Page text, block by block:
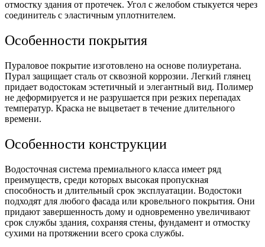
отмостку здания от протечек. Угол с желобом стыкуется через
соединитель с эластичным уплотнителем.
Особенности покрытия
Пураловое покрытие изготовлено на основе полиуретана.
Пурал защищает сталь от сквозной коррозии. Легкий глянец
придает водостокам эстетичный и элегантный вид. Полимер
не деформируется и не разрушается при резких перепадах
температур. Краска не выцветает в течение длительного
времени.
Особенности конструкции
Водосточная система премиального класса имеет ряд
преимуществ, среди которых высокая пропускная
способность и длительный срок эксплуатации. Водостоки
подходят для любого фасада или кровельного покрытия. Они
придают завершенность дому и одновременно увеличивают
срок службы здания, сохраняя стены, фундамент и отмостку
сухими на протяжении всего срока службы.